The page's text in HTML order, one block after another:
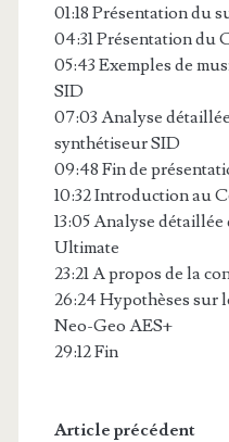
01:18 Présentation du
04:31 Présentation du
05:43 Exemples de
SID
07:03 Analyse
synthétiseur SID
09:48 Fin de
10:32 Introduction au
13:05 Analyse
Ultimate
23:21 A propos de la
26:24 Hypothèses sur
Neo-Geo AES+
29:12 Fin
Article précédent